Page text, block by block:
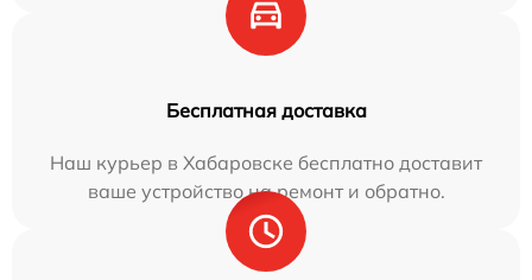
Бесплатная доставка
Наш курьер в Хабаровске бесплатно доставит
ваше устройство на ремонт и обратно.